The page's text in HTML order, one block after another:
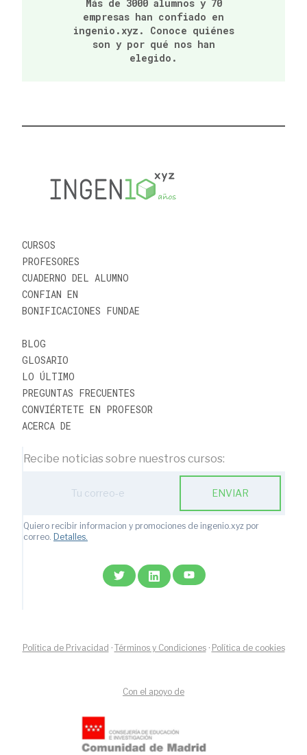
Más de 3000 alumnos y 70
empresas han confiado en
ingenio.xyz. Conoce quiénes
son y por qué nos han
elegido.
CURSOS
PROFESORES
CUADERNO DEL ALUMNO
CONFIAN EN
BONIFICACIONES FUNDAE
BLOG
GLOSARIO
LO ÚLTIMO
PREGUNTAS FRECUENTES
CONVIÉRTETE EN PROFESOR
ACERCA DE
Recibe noticias sobre nuestros cursos:
ENVIAR
Quiero recibir informacion y promociones de ingenio.xyz por
correo. Detalles.
Política de Privacidad · Términos y Condiciones· Política de cookies
Con el apoyo de